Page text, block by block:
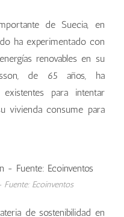
de Suecia, en
ha experimentado con
renovables en su
de 65 años, ha
para intentar
vivienda consume para
Fuente: Ecoinventos
de sostenibilidad en